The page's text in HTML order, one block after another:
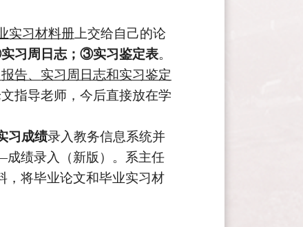
实习材料册 上交给自己的论
习周日志；③实习鉴定表。
告、实习周日志和实习鉴定
指导老师，今后直接放在学
习 成绩录入教务信息系统并
绩录入（新版）。 系主任
，将毕业论文和毕业实习材